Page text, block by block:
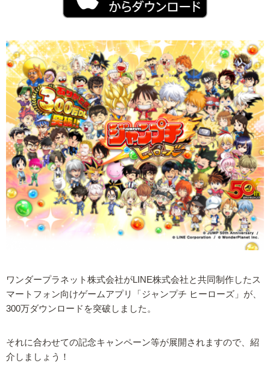
ワンダープラネット株式会社がLINE株式会社と共同制作したス
マートフォン向けゲームアプリ「ジャンプチ ヒーローズ」が、
300万ダウンロードを突破しました。
それに合わせての記念キャンペーン等が展開されますので、紹
介しましょう！